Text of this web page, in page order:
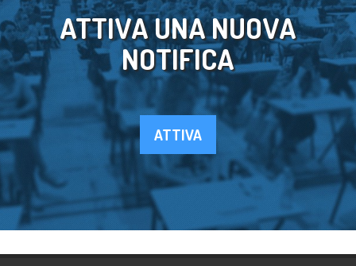
ATTIVA UNA NUOVA
NOTIFICA
ATTIVA